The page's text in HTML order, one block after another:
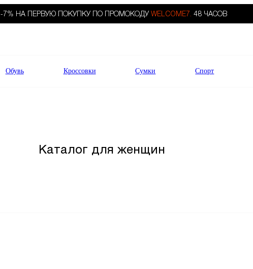
-7% НА ПЕРВУЮ ПОКУПКУ ПО ПРОМОКОДУ WELCOME7. 48 ЧАСОВ
Обувь Кроссовки Сумки Спорт
Каталог для женщин